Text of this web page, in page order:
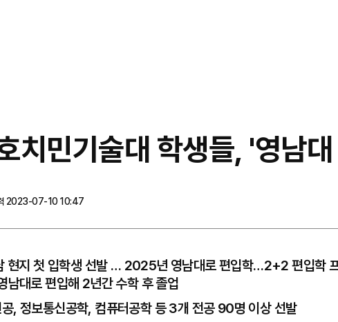
치민기술대 학생들, '영남
2023-07-10 10:47
현지 첫 입학생 선발 … 2025년 영남대로 편입학…2+2 편입학
남대로 편입해 2년간 수학 후 졸업
, 정보통신공학, 컴퓨터공학 등 3개 전공 90명 이상 선발